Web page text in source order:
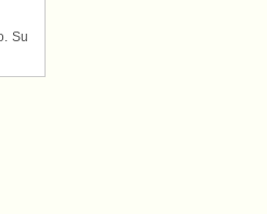
Su